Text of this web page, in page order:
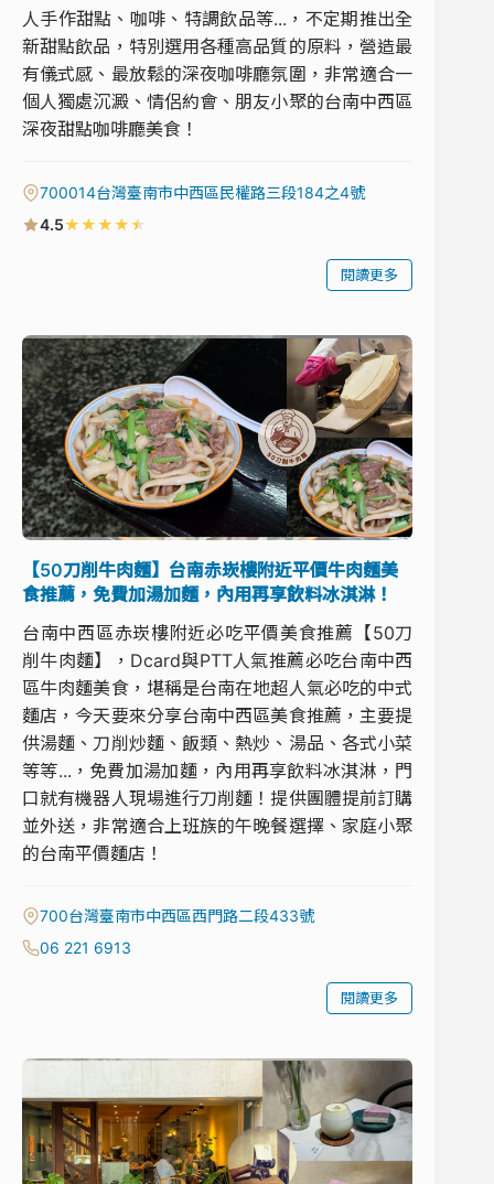
人手作甜點、咖啡、特調飲品等...，不定期推出全
新甜點飲品，特別選用各種高品質的原料，營造最
有儀式感、最放鬆的深夜咖啡廳氛圍，非常適合一
個人獨處沉澱、情侶約會、朋友小聚的台南中西區
深夜甜點咖啡廳美食！
700014台灣臺南市中西區民權路三段184之4號
4.5★★★★★
閱讀更多
【50刀削牛肉麵】台南赤崁樓附近平價牛肉麵美
食推薦，免費加湯加麵，內用再享飲料冰淇淋！
台南中西區赤崁樓附近必吃平價美食推薦【50刀
削牛肉麵】，Dcard與PTT人氣推薦必吃台南中西
區牛肉麵美食，堪稱是台南在地超人氣必吃的中式
麵店，今天要來分享台南中西區美食推薦，主要提
供湯麵、刀削炒麵、飯類、熱炒、湯品、各式小菜
等等...，免費加湯加麵，內用再享飲料冰淇淋，門
口就有機器人現場進行刀削麵！提供團體提前訂購
並外送，非常適合上班族的午晚餐選擇、家庭小聚
的台南平價麵店！
700台灣臺南市中西區西門路二段433號
06 221 6913
閱讀更多